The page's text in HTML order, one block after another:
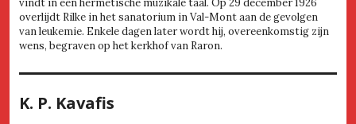
overlijdt Rilke in het sanatorium in Val-Mont aan de gevolgen
van leukemie. Enkele dagen later wordt hij, overeenkomstig zijn
wens, begraven op het kerkhof van Raron.
K. P. Kavafis